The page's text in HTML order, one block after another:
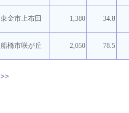
東金市上布田 1,380 34.8
船橋市咲が丘 2,050 78.5
>>